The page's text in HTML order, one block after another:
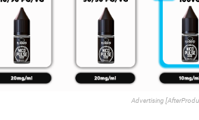
Advertising